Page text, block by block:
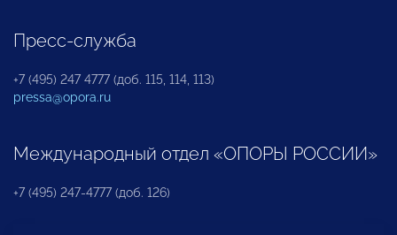
Пресс-служба
+7 (495) 247 4777 (доб. 115, 114, 113)
pressa@opora.ru
Международный отдел «ОПОРЫ РОССИИ»
+7 (495) 247-4777 (доб. 126)